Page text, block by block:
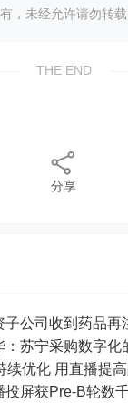
，未经允许请勿转载
THE END
分享
子公司收到药品再
：苏宁采购数字化
续优化 用直播提
投屏获Pre-B轮数